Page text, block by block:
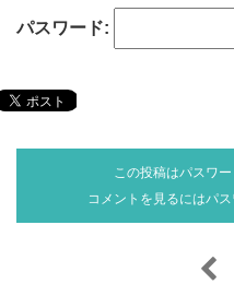
パスワード:
この投稿はパスワ
コメントを見るにはパ